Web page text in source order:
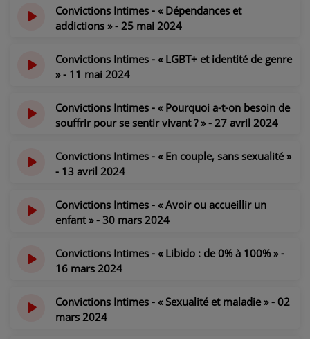
il y a 2 ans
Convictions Intimes - « Dépendances et
addictions » - 25 mai 2024
Convictions Intimes - « LGBT+ et identité de genre
» - 11 mai 2024
Convictions Intimes - « Pourquoi a-t-on besoin de
souffrir pour se sentir vivant ? » - 27 avril 2024
Convictions Intimes - « En couple, sans sexualité »
- 13 avril 2024
Convictions Intimes - « Avoir ou accueillir un
enfant » - 30 mars 2024
Convictions Intimes - « Libido : de 0% à 100% » -
16 mars 2024
Convictions Intimes - « Sexualité et maladie » - 02
mars 2024